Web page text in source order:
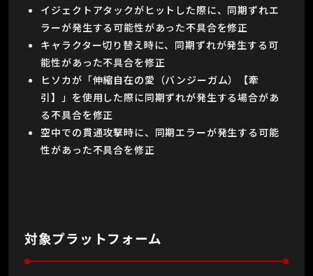
イジェクトアタックがヒットした際に、同期ずれエ
ラーが発生する可能性があった不具合を修正
キャラクター切り替え時に、同期ずれが発生する可
能性があった不具合を修正
ヒソカが「伸縮自在の愛（バンジーガム）【牽
引】」を使用した際に同期ずれが発生する場合があ
る不具合を修正
空中での貫通攻撃時に、同期エラーが発生する可能
性があった不具合を修正
対象プラットフォーム